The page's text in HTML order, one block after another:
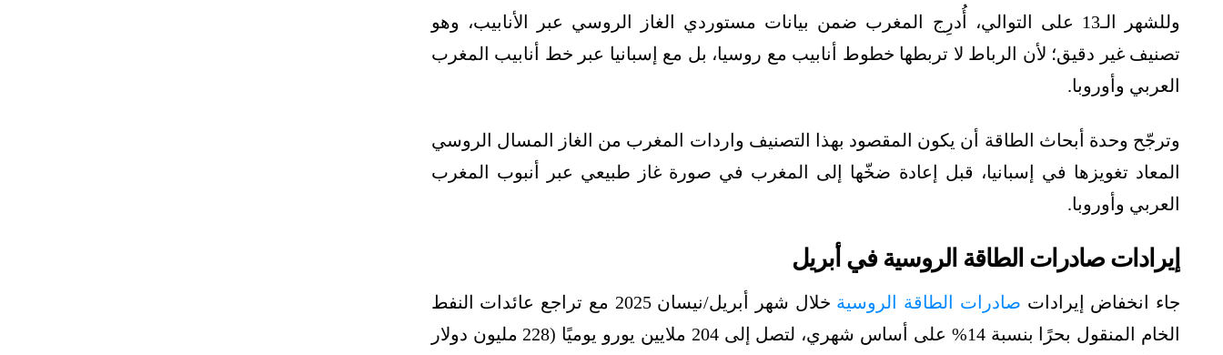
وللشهر الـ13 على التوالي، أُدرِج المغرب ضمن بيانات مستوردي الغاز الروسي عبر الأنابيب، وهو
تصنيف غير دقيق؛ لأن الرباط لا تربطها خطوط أنابيب مع روسيا، بل مع إسبانيا عبر خط أنابيب المغرب
العربي وأوروبا.
وترجّح وحدة أبحاث الطاقة أن يكون المقصود بهذا التصنيف واردات المغرب من الغاز المسال الروسي
المعاد تغويزها في إسبانيا، قبل إعادة ضخّها إلى المغرب في صورة غاز طبيعي عبر أنبوب المغرب
العربي وأوروبا.
إيرادات صادرات الطاقة الروسية في أبريل
جاء انخفاض إيرادات صادرات الطاقة الروسية
خلال شهر أبريل/نيسان 2025 مع تراجع عائدات النفط
الخام المنقول بحرًا بنسبة 14% على أساس شهري، لتصل إلى 204 ملايين يورو يوميًا (228 مليون دولار